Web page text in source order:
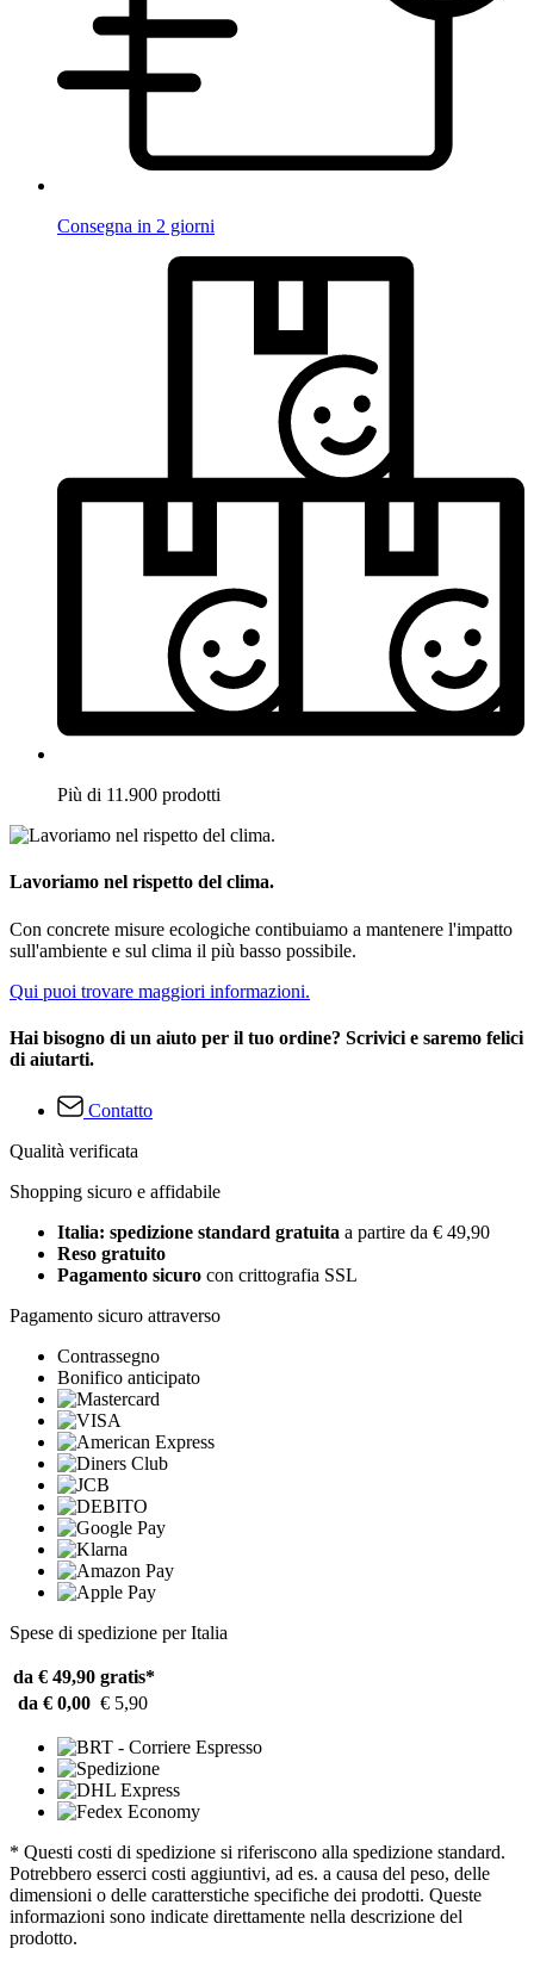
Consegna in 2 giorni
Più di 11.900 prodotti
Lavoriamo nel rispetto del clima.
Con concrete misure ecologiche contibuiamo a mantenere l'impatto
sull'ambiente e sul clima il più basso possibile.
Qui puoi trovare maggiori informazioni.
Hai bisogno di un aiuto per il tuo ordine? Scrivici e saremo felici
di aiutarti.
Contatto
Qualità verificata
Shopping sicuro e affidabile
Italia: spedizione standard gratuita a partire da € 49,90
Reso gratuito
Pagamento sicuro con crittografia SSL
Pagamento sicuro attraverso
Contrassegno
Bonifico anticipato
Spese di spedizione per Italia
da € 49,90 gratis*
da € 0,00 € 5,90
* Questi costi di spedizione si riferiscono alla spedizione standard.
Potrebbero esserci costi aggiuntivi, ad es. a causa del peso, delle
dimensioni o delle caratterstiche specifiche dei prodotti. Queste
informazioni sono indicate direttamente nella descrizione del
prodotto.